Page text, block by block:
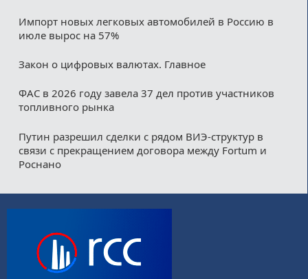
Импорт новых легковых автомобилей в Россию в
июле вырос на 57%
Закон о цифровых валютах. Главное
ФАС в 2026 году завела 37 дел против участников
топливного рынка
Путин разрешил сделки с рядом ВИЭ-структур в
связи с прекращением договора между Fortum и
Роснано